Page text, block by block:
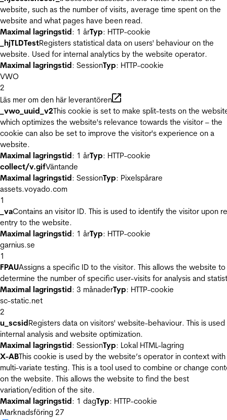
website, such as the number of visits, average time spent on the
website and what pages have been read.
Maximal lagringstid: 1 årTyp: HTTP-cookie
_hjTLDTestRegisters statistical data on users' behaviour on the
website. Used for internal analytics by the website operator.
Maximal lagringstid: SessionTyp: HTTP-cookie
VWO
2
Läs mer om den här leverantören
_vwo_uuid_v2This cookie is set to make split-tests on the
which optimizes the website's relevance towards the visitor – the
cookie can also be set to improve the visitor's experience on a
website.
Maximal lagringstid: 1 årTyp: HTTP-cookie
collect/v.gifVäntande
Maximal lagringstid: SessionTyp: Pixelspårare
assets.voyado.com
1
_vaContains an visitor ID. This is used to identify the visitor upon
entry to the website.
Maximal lagringstid: 1 årTyp: HTTP-cookie
garnius.se
1
FPAUAssigns a specific ID to the visitor. This allows the website to
determine the number of specific user-visits for analysis and
Maximal lagringstid: 3 månaderTyp: HTTP-cookie
sc-static.net
2
u_scsidRegisters data on visitors' website-behaviour. This is
internal analysis and website optimization.
Maximal lagringstid: SessionTyp: Lokal HTML-lagring
X-ABThis cookie is used by the website’s operator in context with
multi-variate testing. This is a tool used to combine or change
on the website. This allows the website to find the best
variation/edition of the site.
Maximal lagringstid: 1 dagTyp: HTTP-cookie
Marknadsföring 27